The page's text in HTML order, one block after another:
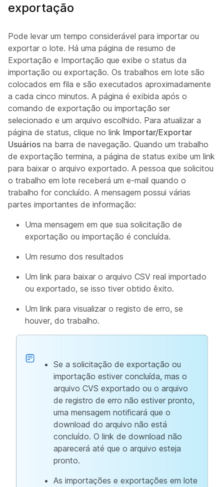
exportação
Pode levar um tempo considerável para importar ou
exportar o lote. Há uma página de resumo de
Exportação e Importação que exibe o status da
importação ou exportação. Os trabalhos em lote são
colocados em fila e são executados aproximadamente
a cada cinco minutos. A página é exibida após o
comando de exportação ou importação ser
selecionado e um arquivo escolhido. Para atualizar a
página de status, clique no link Importar/Exportar
Usuários na barra de navegação. Quando um trabalho
de exportação termina, a página de status exibe um link
para baixar o arquivo exportado. A pessoa que solicitou
o trabalho em lote receberá um e-mail quando o
trabalho for concluído. A mensagem possui várias
partes importantes de informação:
Uma mensagem em que sua solicitação de
exportação ou importação é concluída.
Um resumo dos resultados
Um link para baixar o arquivo CSV real importado
ou exportado, se isso tiver obtido êxito.
Um link para visualizar o registo de erro, se
houver, do trabalho.
Se a solicitação de exportação ou
importação estiver concluída, mas o
arquivo CVS exportado ou o arquivo
de registro de ​​erro não estiver pronto,
uma mensagem notificará que o
download do arquivo não está
concluído. O link de download não
aparecerá até que o arquivo esteja
pronto.
As importações e exportações em lote